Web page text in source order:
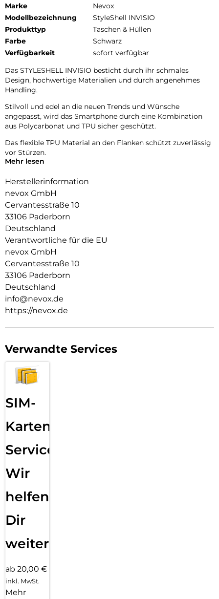
Marke
Nevox
Modellbezeichnung
StyleShell INVISIO
Produkttyp
Taschen & Hüllen
Farbe
Schwarz
Verfügbarkeit
sofort verfügbar
Das STYLESHELL INVISIO besticht durch ihr schmales
Design, hochwertige Materialien und durch angenehmes
Handling.
Stilvoll und edel an die neuen Trends und Wünsche
angepasst, wird das Smartphone durch eine Kombination
aus Polycarbonat und TPU sicher geschützt.
Das flexible TPU Material an den Flanken schützt zuverlässig
vor Stürzen.
Durch die spezielle Beschichtung behält ihr Smartphone die
Griffigkeit und wirkt edel.
Die Anschlüsse, Knöpfe und Kamera bleiben voll zugänglich.
Hochwertiges Schmutzabweisendes Material und
Schockproof durch eingearbeitete Luftpolster in den Ecken.
Mehr lesen
Herstellerinformation
nevox GmbH
Cervantesstraße 10
33106 Paderborn
Deutschland
Verantwortliche für die EU
nevox GmbH
Cervantesstraße 10
33106 Paderborn
Deutschland
info@nevox.de
https://nevox.de
Verwandte Services
SIM-
Karten
Service:
Wir
helfen
Dir
weiter
ab 20,00 €
inkl. MwSt.
Mehr